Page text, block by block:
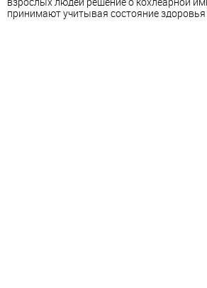
принимают учитывая состояние здоровья